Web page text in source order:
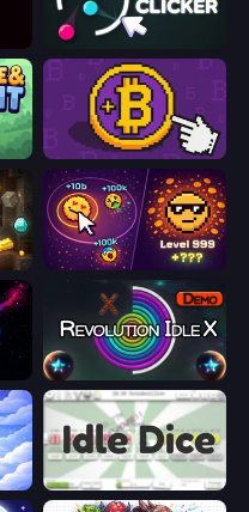
Satisfying Ball Clicker
Money Maker
Dominate All Shapes
Revolution Idle X
Idle Dice